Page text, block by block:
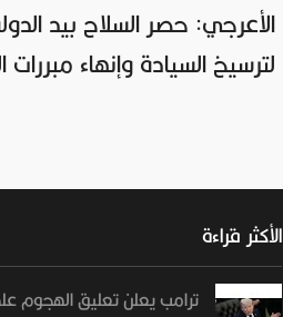
الأعرجي: حصر السلاح بيد
لترسيخ السيادة وإنهاء مبررات
الأكثر قراءة
ترامب يعلن تعليق الهجوم